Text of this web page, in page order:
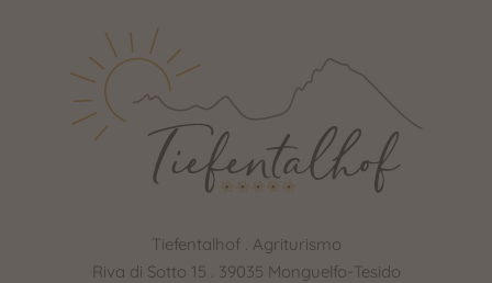
Tiefentalhof . Agriturismo
Riva di Sotto 15 . 39035 Monguelfo-Tesido